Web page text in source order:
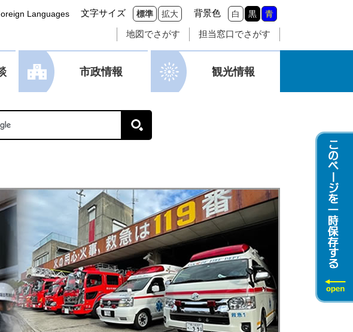
Languages 文字サイズ 標準 拡大 背景色 白 黒 青
地図でさがす 担当窓口でさがす
市政情報 観光情報
索